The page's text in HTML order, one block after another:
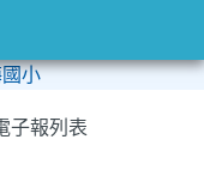
子報列表